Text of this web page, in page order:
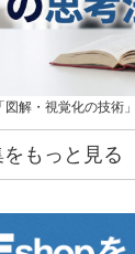
図解・視覚化の技術
もっと見る